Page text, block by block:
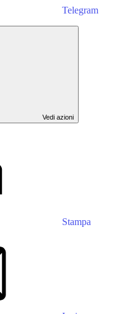
Telegram
Vedi azioni
Stampa